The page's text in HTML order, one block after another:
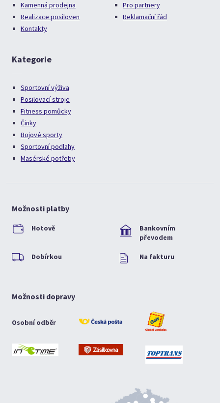
Kamenná prodejna
Realizace posiloven
Kontakty
Pro partnery
Reklamační řád
Kategorie
Sportovní výživa
Posilovací stroje
Fitness pomůcky
Činky
Bojové sporty
Sportovní podlahy
Masérské potřeby
Možnosti platby
Hotově
Bankovním
převodem
Dobírkou Na fakturu
Možnosti dopravy
Osobní odběr